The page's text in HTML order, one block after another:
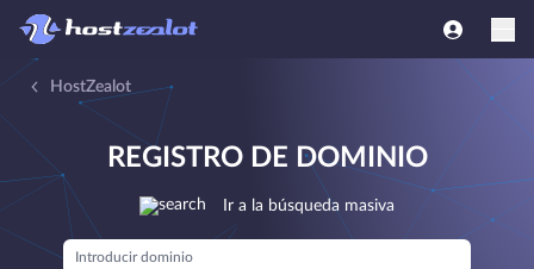
HostZealot
REGISTRO DE DOMINIO
Ir a la búsqueda masiva